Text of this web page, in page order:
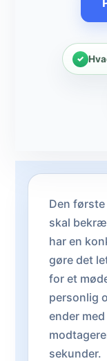
Den
skal
har en
gøre det
for et
personlig
ender
sekunder.